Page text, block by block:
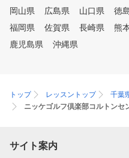
岡山県
広島県 山口県 徳
福岡県
佐賀県 長崎県 熊
鹿児島県
沖縄県
トップ レッスントップ 千葉
ニッケゴルフ倶楽部コルトンセ
サイト案内